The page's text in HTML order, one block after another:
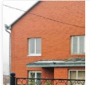
Гостевой
На
Вологодском